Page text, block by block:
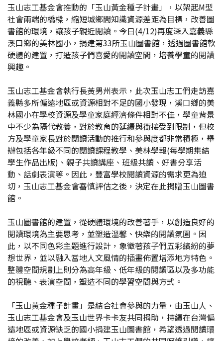
玉山志工基金會推動的「玉山黃金種子計畫」，以架起M型
社會兩端的橋樑，縮短城鄉間知識資源差距為目標，改善圖
書館的環境，讓孩子親近閱讀。今日(4/12)再度深入嘉義縣
溪口鄉的美林國小，捐建第33所玉山圖書館，透過圖書館軟
硬體的建置，打造孩子們喜愛的閱讀空間，培養學童的閱讀
興趣。
玉山志工基金會執行長黃男州表示，此次玉山志工們走訪嘉
義縣多所偏遠地區或資源相對不足的國小發現，溪口鄉的美
林國小在學校資源及學童家庭經濟條件相對不佳，學童背景
中不少為隔代教養，對於教育的延續與銜接受到限制，但校
方及學童家長對於閱讀活動的推行和參與度都非常積極，舉
辦包括各年級不同的閱讀課程教學、美林學報(每學期集結
學生作品出版)、親子共讀講座、班級共讀、好書分享活
動、話劇表演等。因此，豐富學校閱讀資源的需求更為迫
切，玉山志工基金會審慎評估之後，決定在此捐贈玉山圖書
館。
玉山圖書館的建置，從硬體環境的改善著手，以創造良好的
閱讀環境為主要思考，並塑造溫馨、快樂的閱讀氛圍。因
此，以不同色彩主題進行設計，象徵著孩子們五彩繽紛的夢
想世界，並以融入當地人文風情的插畫佈置增添地方特色。
整體空間規劃上則分為高年級、低年級的閱讀區以及多功能
的視聽、表演空間，塑造不同的學習空間與方式。
「玉山黃金種子計畫」是結合社會參與的力量，由玉山人、
玉山志工基金會及玉山世界卡卡友共同捐助，持續在台灣偏
遠地區或資源缺乏的國小捐建玉山圖書館，希望透過閱讀環